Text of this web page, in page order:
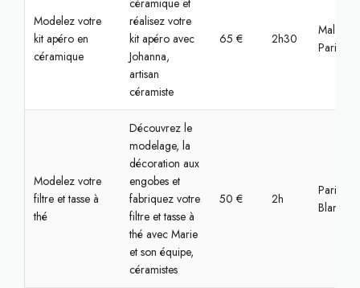
Modelez votre
kit apéro en
céramique
céramique et
réalisez votre
kit apéro avec
Johanna,
artisan
céramiste
65 € 2h30
Paris
Modelez votre
filtre et tasse à
thé
Découvrez le
modelage, la
décoration aux
engobes et
fabriquez votre
filtre et tasse à
thé avec Marie
et son équipe,
céramistes
50 € 2h
Paris,
Blanc